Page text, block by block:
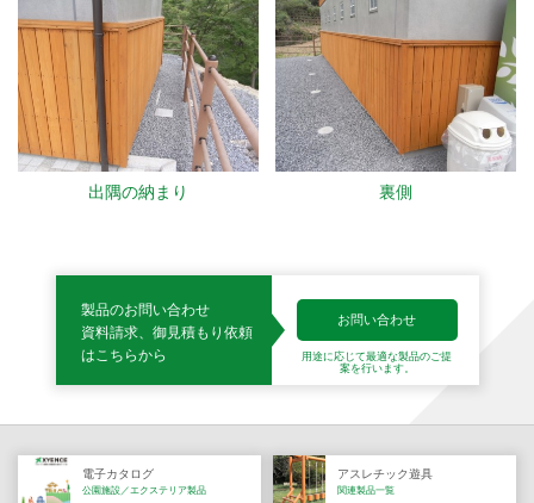
出隅の納まり 裏側
製品のお問い合わせ
資料請求、御見積もり依頼
はこちらから
お問い合わせ
用途に応じて最適な製品のご提
案を行います。
電子カタログ
公園施設／エクステリア製品
アスレチック遊具
関連製品一覧